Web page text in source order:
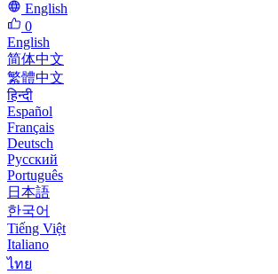
English
0
English
简体中文
繁體中文
हिन्दी
Español
Français
Deutsch
Русский
Português
日本語
한국어
Tiếng Việt
Italiano
ไทย